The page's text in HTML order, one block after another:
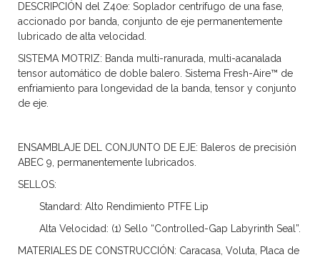
DESCRIPCIÓN del Z40e: Soplador centrífugo de una fase,
accionado por banda, conjunto de eje permanentemente
lubricado de alta velocidad.
SISTEMA MOTRIZ: Banda multi-ranurada, multi-acanalada
tensor automático de doble balero. Sistema Fresh-Aire™ de
enfriamiento para longevidad de la banda, tensor y conjunto
de eje.
ENSAMBLAJE DEL CONJUNTO DE EJE: Baleros de precisión
ABEC 9, permanentemente lubricados.
SELLOS:
Standard: Alto Rendimiento PTFE Lip
Alta Velocidad: (1) Sello “Controlled-Gap Labyrinth Seal”.
MATERIALES DE CONSTRUCCIÓN: Caracasa, Voluta, Placa de